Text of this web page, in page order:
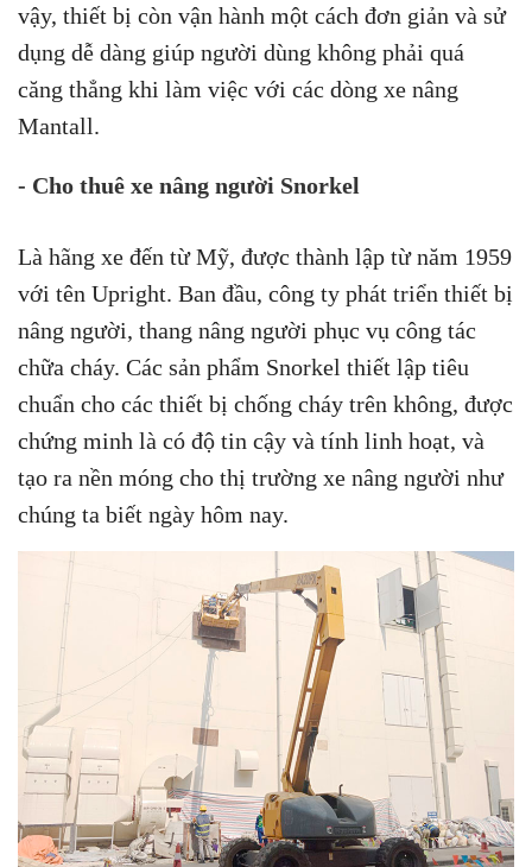
vậy, thiết bị còn vận hành một cách đơn giản và sử
dụng dễ dàng giúp người dùng không phải quá
căng thẳng khi làm việc với các dòng xe nâng
Mantall.
- Cho thuê xe nâng người Snorkel
Là hãng xe đến từ Mỹ, được thành lập từ năm 1959
với tên Upright. Ban đầu, công ty phát triển thiết bị
nâng người, thang nâng người phục vụ công tác
chữa cháy. Các sản phẩm Snorkel thiết lập tiêu
chuẩn cho các thiết bị chống cháy trên không, được
chứng minh là có độ tin cậy và tính linh hoạt, và
tạo ra nền móng cho thị trường xe nâng người như
chúng ta biết ngày hôm nay.